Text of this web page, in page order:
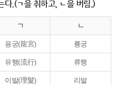
다.(ㄱ을 취하고, ㄴ을 버림.)
ㄱ ㄴ
용궁(龍宮) 룡궁
유행(流行) 류행
이발(理髮) 리발